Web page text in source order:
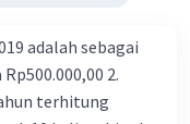
adalah sebagai
terhitung